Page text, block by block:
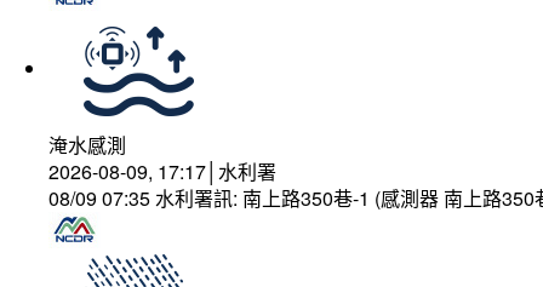
淹水感測
2026-08-09, 17:17│水利署
08/09 07:35 水利署訊: 南上路350巷-1 (感測器 南上路